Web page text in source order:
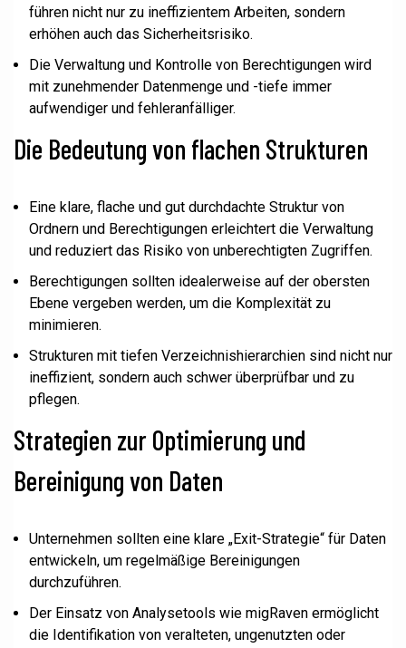
führen nicht nur zu ineffizientem Arbeiten, sondern
erhöhen auch das Sicherheitsrisiko.
Die Verwaltung und Kontrolle von Berechtigungen wird
mit zunehmender Datenmenge und -tiefe immer
aufwendiger und fehleranfälliger.
Die Bedeutung von flachen Strukturen
Eine klare, flache und gut durchdachte Struktur von
Ordnern und Berechtigungen erleichtert die Verwaltung
und reduziert das Risiko von unberechtigten Zugriffen.
Berechtigungen sollten idealerweise auf der obersten
Ebene vergeben werden, um die Komplexität zu
minimieren.
Strukturen mit tiefen Verzeichnishierarchien sind nicht nur
ineffizient, sondern auch schwer überprüfbar und zu
pflegen.
Strategien zur Optimierung und
Bereinigung von Daten
Unternehmen sollten eine klare „Exit-Strategie“ für Daten
entwickeln, um regelmäßige Bereinigungen
durchzuführen.
Der Einsatz von Analysetools wie migRaven ermöglicht
die Identifikation von veralteten, ungenutzten oder